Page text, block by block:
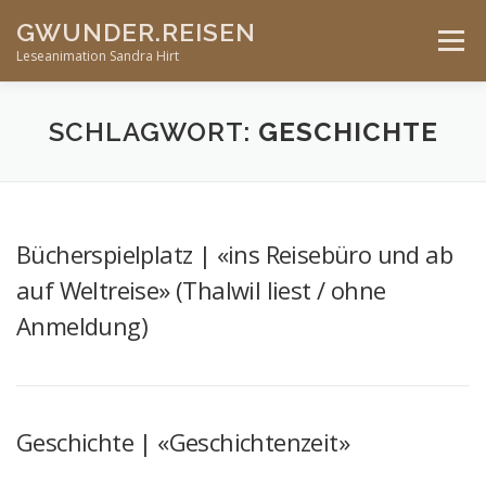
content
GWUNDER.REISEN
Leseanimation Sandra Hirt
Menu
ANGEBOTE UNTERWEGS… KONTAKT
SCHLAGWORT: GESCHICHTE
Bücherspielplatz | «ins Reisebüro und ab
auf Weltreise» (Thalwil liest / ohne
Anmeldung)
Geschichte | «Geschichtenzeit»